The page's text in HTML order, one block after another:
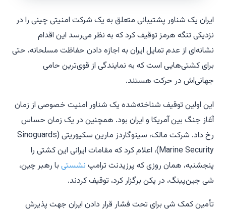
ایران یک شناور پشتیبانی متعلق به یک شرکت امنیتی چینی را در
نزدیکی تنگه هرمز توقیف کرد که به نظر می‌رسد این اقدام
نشانه‌ای از عدم تمایل ایران به اجازه دادن حفاظت مسلحانه، حتی
برای کشتی‌هایی است که به نمایندگی از قوی‌ترین حامی
جهانی‌اش در حرکت هستند.
این اولین توقیف شناخته‌شده یک شناور امنیت خصوصی از زمان
آغاز جنگ بین آمریکا و ایران بود. همچنین در یک زمان حساس
رخ داد. شرکت مالک، سینوگاردز مارین سکیوریتی (Sinoguards
Marine Security)، اعلام کرد که مقامات ایرانی این کشتی را
پنجشنبه، همان روزی که پرزیدنت ترامپ نشستی با رهبر چین،
شی جین‌پینگ، در پکن برگزار کرد، توقیف کردند.
تأمین کمک شی برای تحت فشار قرار دادن ایران جهت پذیرش